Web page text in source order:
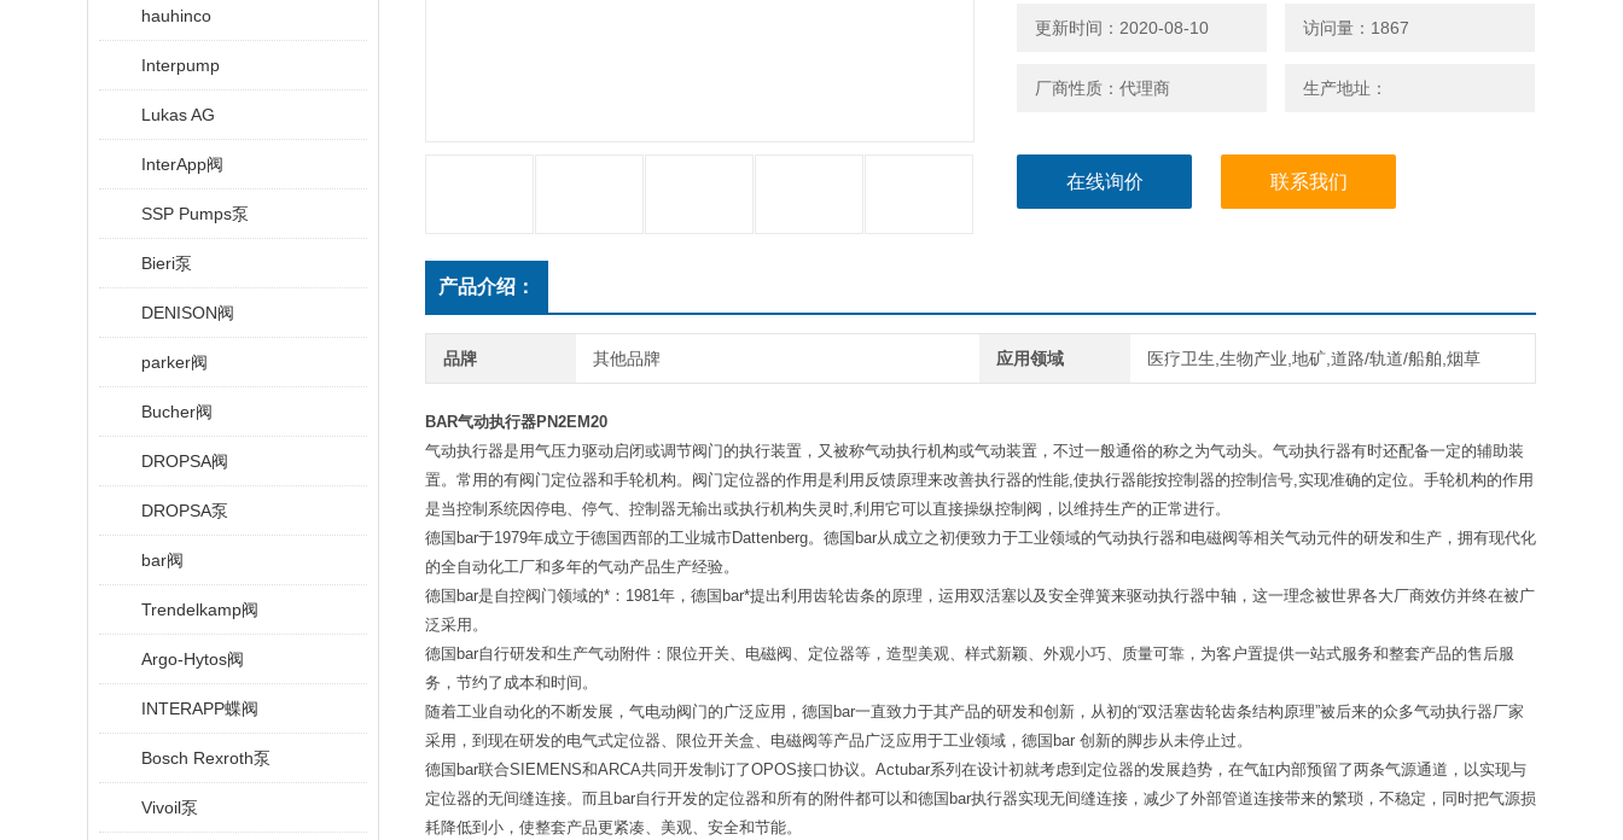
hauhinco
Interpump
Lukas AG
InterApp阀
SSP Pumps泵
Bieri泵
DENISON阀
parker阀
Bucher阀
DROPSA阀
DROPSA泵
bar阀
Trendelkamp阀
Argo-Hytos阀
INTERAPP蝶阀
Bosch Rexroth泵
Vivoil泵
更新时间：2020-08-10 访问量：1867
厂商性质：代理商 生产地址：
在线询价 联系我们
产品介绍：
品牌 其他品牌 应用领域 医疗卫生,生物产业,地矿,道路/轨道/船舶,烟草
BAR气动执行器PN2EM20
气动执行器是用气压力驱动启闭或调节阀门的执行装置，又被称气动执行机构或气动装置，不过一般通俗的称之为气动头。气动执行器有时还配备一定的辅助装
置。常用的有阀门定位器和手轮机构。阀门定位器的作用是利用反馈原理来改善执行器的性能,使执行器能按控制器的控制信号,实现准确的定位。手轮机构的作用
是当控制系统因停电、停气、控制器无输出或执行机构失灵时,利用它可以直接操纵控制阀，以维持生产的正常进行。
德国bar于1979年成立于德国西部的工业城市Dattenberg。德国bar从成立之初便致力于工业领域的气动执行器和电磁阀等相关气动元件的研发和生产，拥有现代化
的全自动化工厂和多年的气动产品生产经验。
德国bar是自控阀门领域的*：1981年，德国bar*提出利用齿轮齿条的原理，运用双活塞以及安全弹簧来驱动执行器中轴，这一理念被世界各大厂商效仿并终在被广
泛采用。
德国bar自行研发和生产气动附件：限位开关、电磁阀、定位器等，造型美观、样式新颖、外观小巧、质量可靠，为客户置提供一站式服务和整套产品的售后服
务，节约了成本和时间。
随着工业自动化的不断发展，气电动阀门的广泛应用，德国bar一直致力于其产品的研发和创新，从初的“双活塞齿轮齿条结构原理”被后来的众多气动执行器厂家
采用，到现在研发的电气式定位器、限位开关盒、电磁阀等产品广泛应用于工业领域，德国bar 创新的脚步从未停止过。
德国bar联合SIEMENS和ARCA共同开发制订了OPOS接口协议。Actubar系列在设计初就考虑到定位器的发展趋势，在气缸内部预留了两条气源通道，以实现与
定位器的无间缝连接。而且bar自行开发的定位器和所有的附件都可以和德国bar执行器实现无间缝连接，减少了外部管道连接带来的繁琐，不稳定，同时把气源损
耗降低到小，使整套产品更紧凑、美观、安全和节能。